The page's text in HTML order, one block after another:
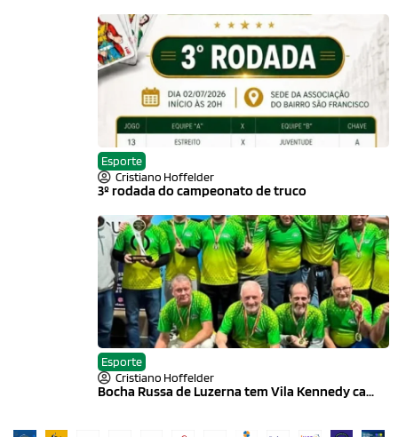
Esporte
Cristiano Hoffelder
3º rodada do campeonato de truco
Esporte
Cristiano Hoffelder
Bocha Russa de Luzerna tem Vila Kennedy ca...